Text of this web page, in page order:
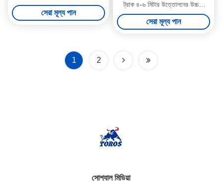
সেরা মূল্য পান
ট্রাক ৪-৬ মিটার উত্তোলনের উচ্চতা
১৫% গ্রেডিয়েবিলিটি
সেরা মূল্য পান
1 2
সোশ্যাল মিডিয়া